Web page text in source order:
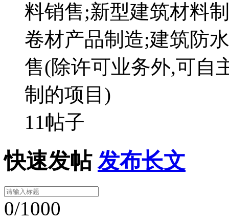
料销售;新型建筑材料
卷材产品制造;建筑防
售(除许可业务外,可自
制的项目)
11帖子
快速发帖 发布长文
0/1000